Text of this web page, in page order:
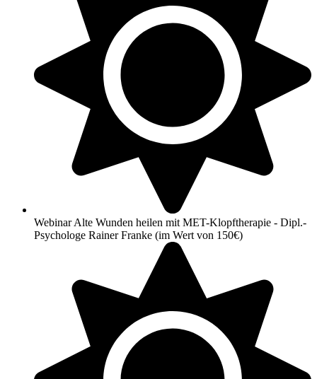
Webinar Alte Wunden heilen mit MET-Klopftherapie - Dipl.-
Psychologe Rainer Franke (im Wert von 150€)